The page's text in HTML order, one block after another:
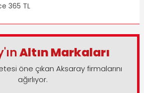
365 TL
Altın Markaları
öne çıkan Aksaray firmalarını
ağırlıyor.